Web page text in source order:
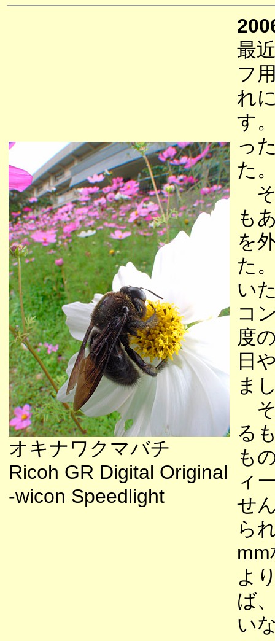
オキナワクマバチ
Ricoh GR Digital Original
-wicon Speedlight
最
フ
れ
す
っ
た
そ
も
を
た
い
コ
度
日
ま
そ
る
も
ィ
せ
ら
よ
ば
い